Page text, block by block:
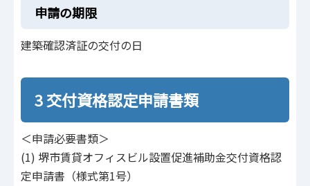
申請の期限
建築確認済証の交付の日
3 交付資格認定申請書類
＜申請必要書類＞
(1) 堺市賃貸オフィスビル設置促進補助金交付資格認
定申請書（様式第1号）